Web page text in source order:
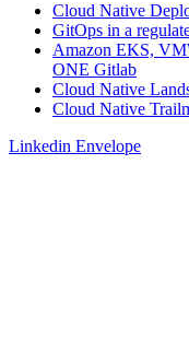
Cloud Native
GitOps in a
Amazon EKS,
ONE Gitlab
Cloud Native
Cloud Native
Linkedin Envelope